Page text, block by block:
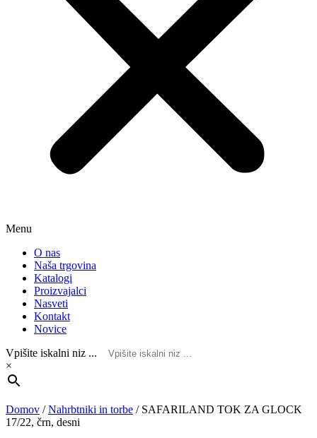
Menu
O nas
Naša trgovina
Katalogi
Proizvajalci
Nasveti
Kontakt
Novice
Vpišite iskalni niz ...
×
Domov /Nahrbtniki in torbe / SAFARILAND TOK ZA GLOCK
17/22, črn, desni